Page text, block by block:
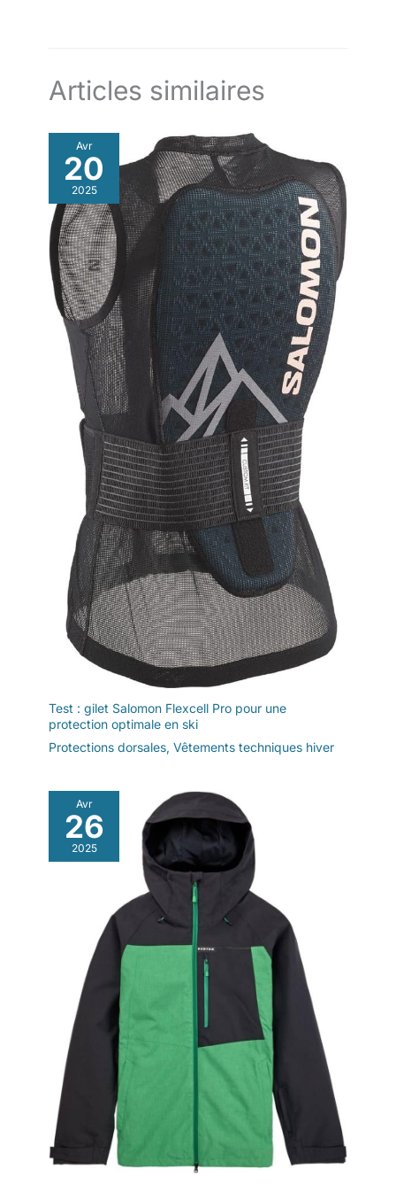
Articles similaires
Avr
20
2025
Test : gilet Salomon Flexcell Pro pour une
protection optimale en ski
Protections dorsales, Vêtements techniques hiver
Avr
26
2025